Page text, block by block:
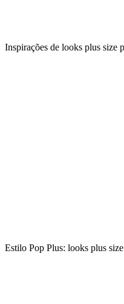
Inspirações de looks plus size
Estilo Pop Plus: looks plus